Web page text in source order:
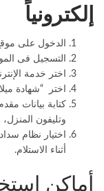
إلكترونياً
الدخول على
التسجيل فى
اختر خدمة
اختر “شهادة
كتابة بيانات
وتليفون
اختيار نظام
أثناء الاستلام.
أماكن